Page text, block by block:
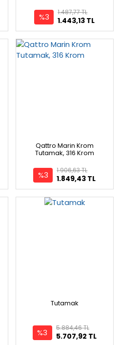
%3 1.443,13 TL
1.487,77 TL
Qattro Marin Krom
Tutamak, 316 Krom
%3 1.849,43 TL
1.906,63 TL
Tutamak
%3 5.707,92 TL
5.884,46 TL